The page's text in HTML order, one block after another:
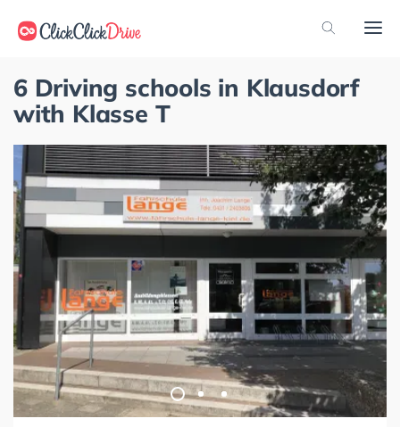
6 Driving schools in Klausdorf
with Klasse T